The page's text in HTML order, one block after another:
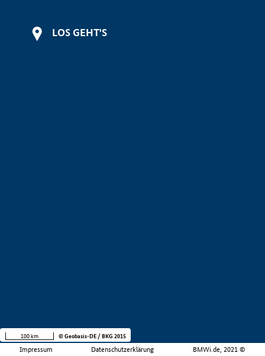
LOS GEHT'S
Impressum Datenschutzerklärung BMWi.de, 2021 ©
100 km © Geobasis-DE / BKG 2015